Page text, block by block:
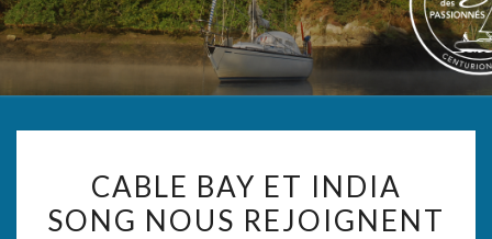
32
Le Blog
Des
Passionnés
BAY
ET
CABLE BAY ET INDIA
SONG NOUS REJOIGNENT